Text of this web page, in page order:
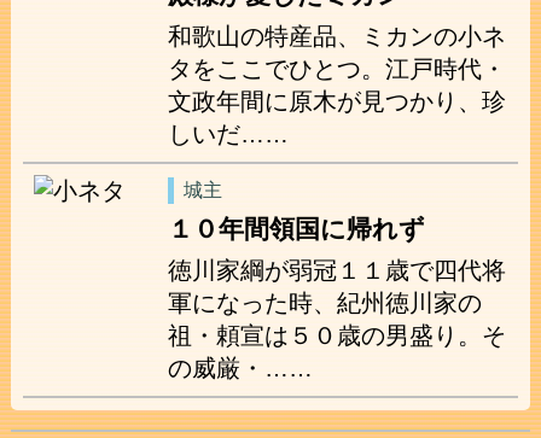
和歌山の特産品、ミカンの小ネ
タをここでひとつ。江戸時代・
文政年間に原木が見つかり、珍
しいだ……
城主
１０年間領国に帰れず
徳川家綱が弱冠１１歳で四代将
軍になった時、紀州徳川家の
祖・頼宣は５０歳の男盛り。そ
の威厳・……